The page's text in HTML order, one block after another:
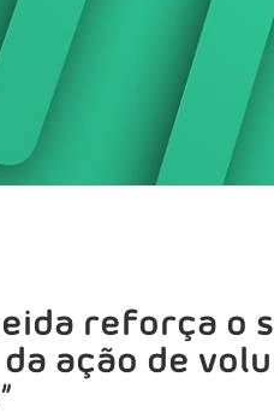
reforça o
ação de